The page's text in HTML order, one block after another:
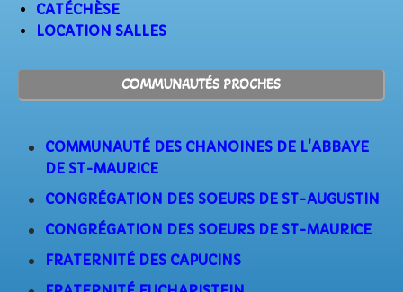
CATÉCHÈSE
LOCATION SALLES
COMMUNAUTÉS PROCHES
COMMUNAUTÉ DES CHANOINES DE L'ABBAYE
DE ST-MAURICE
CONGRÉGATION DES SOEURS DE ST-AUGUSTIN
CONGRÉGATION DES SOEURS DE ST-MAURICE
FRATERNITÉ DES CAPUCINS